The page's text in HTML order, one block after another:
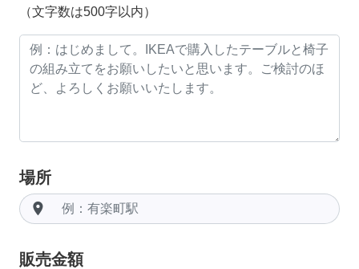
（文字数は500字以内）
場所
room
販売金額